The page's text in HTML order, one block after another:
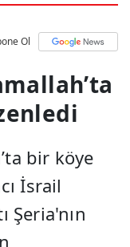
Ol
bir köye
İsrail
Şeria'nın